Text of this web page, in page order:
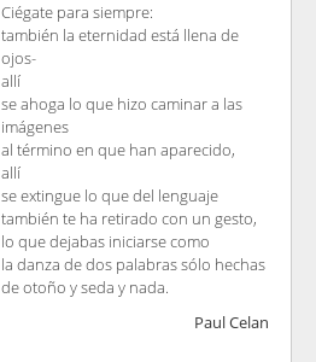
Ciégate para siempre:
también la eternidad está llena de
ojos-
allí
se ahoga lo que hizo caminar a las
imágenes
al término en que han aparecido,
allí
se extingue lo que del lenguaje
también te ha retirado con un gesto,
lo que dejabas iniciarse como
la danza de dos palabras sólo hechas
de otoño y seda y nada.
Paul Celan